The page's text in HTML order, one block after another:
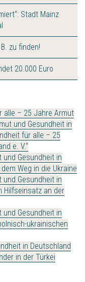
Stadt Mainz
zu finden!
20.000 Euro
alle – 25 Jahre Armut
und Gesundheit in
für alle – 25
e. V.“
und Gesundheit in
Weg in die Ukraine
und Gesundheit in
Hilfseinsatz an der
und Gesundheit in
ukrainischen
in Deutschland
in der Türkei